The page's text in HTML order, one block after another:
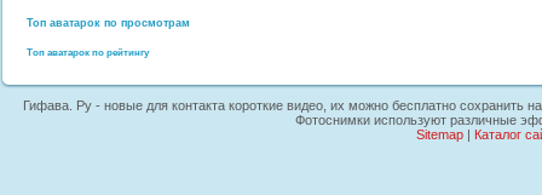
Топ аватарок по просмотрам
Топ аватарок по рейтингу
Гифава. Ру - новые для контакта короткие видео, их можно бесплатно сохранить
Фотоснимки используют различные
Sitemap| Каталог